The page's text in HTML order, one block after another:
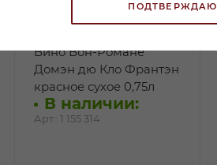
ПОДТВЕРЖДАЮ
Вино Вон-Романе
Домэн дю Кло Франтэн
красное сухое 0,75л
В наличии:
Арт.: 1 155 314